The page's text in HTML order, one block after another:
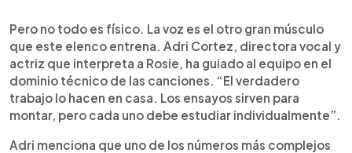
Pero no todo es físico. La voz es el otro gran músculo
que este elenco entrena. Adri Cortez, directora vocal y
actriz que interpreta a Rosie, ha guiado al equipo en el
dominio técnico de las canciones. “El verdadero
trabajo lo hacen en casa. Los ensayos sirven para
montar, pero cada uno debe estudiar individualmente”.
Adri menciona que uno de los números más complejos